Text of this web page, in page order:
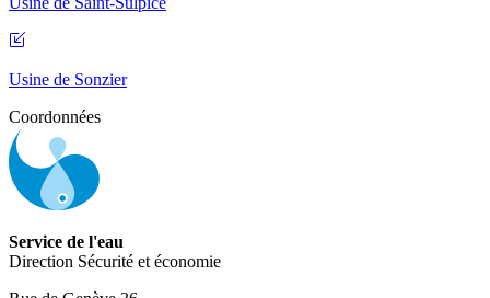
Usine de Sonzier
Coordonnées
Service de l'eau
Direction Sécurité et économie